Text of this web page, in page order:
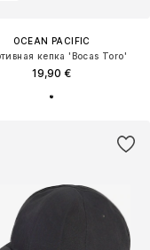
OCEAN PACIFIC
кепка 'Bocas Toro'
19,90 €